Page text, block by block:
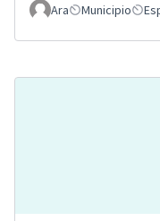
Ara Municipio